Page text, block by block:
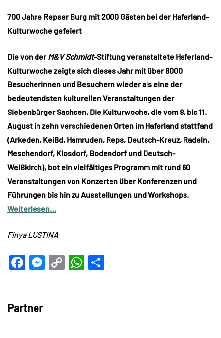
700 Jahre Repser Burg mit 2000 Gästen bei der Haferland-
Kulturwoche gefeiert
Die von derM&V Schmidt-Stiftung veranstaltete Haferland-
Kulturwoche zeigte sich dieses Jahr mit über 8000
Besucherinnen und Besuchern wieder als eine der
bedeutendsten kulturellen Veranstaltungen der
Siebenbürger Sachsen. Die Kulturwoche, die vom 8. bis 11.
August in zehn verschiedenen Orten im Haferland stattfand
(Arkeden, Keißd, Hamruden, Reps, Deutsch-Kreuz, Radeln,
Meschendorf, Klosdorf, Bodendorf und Deutsch-
Weißkirch), bot ein vielfältiges Programm mit rund 60
Veranstaltungen von Konzerten über Konferenzen und
Führungen bis hin zu Ausstellungen und Workshops.
Weiterlesen…
Finya LUSTINA
Facebook
Messenger
CopyWhatsApp
Partner